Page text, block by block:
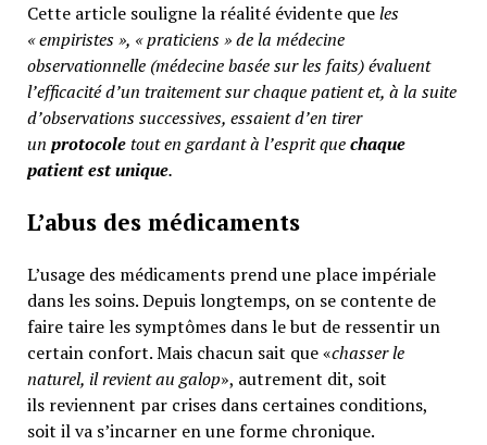
Cette article souligne la réalité évidente queles
« empiristes », « praticiens » de la médecine
observationnelle (médecine basée sur les faits) évaluent
l’efficacité d’un traitement sur chaque patient et, à la suite
d’observations successives, essaient d’en tirer
un protocoletout en gardant à l’esprit quechaque
patient est unique.
L’abus des médicaments
L’usage des médicaments prend une place impériale
dans les soins. Depuis longtemps, on se contente de
faire taire les symptômes dans le but de ressentir un
certain confort. Mais chacun sait que «chasser le
naturel, il revient au galop», autrement dit, soit
ils reviennent par crises dans certaines conditions,
soit il va s’incarner en une forme chronique.